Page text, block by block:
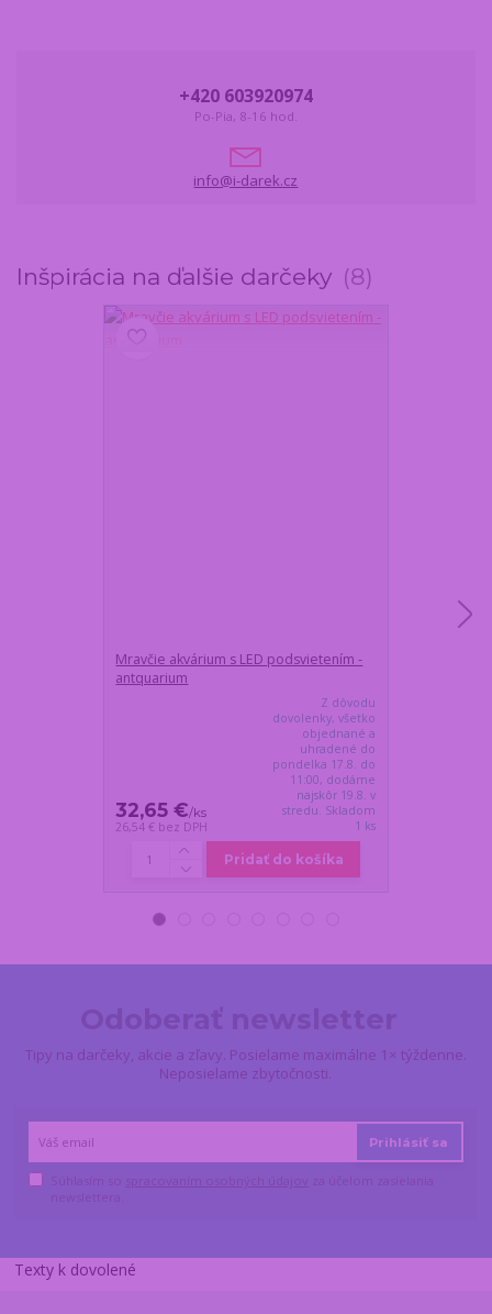
+420 603920974
Po-Pia, 8-16 hod.
info@i-darek.cz
Inšpirácia na ďalšie darčeky 8
Mravčie akvárium s LED podsvietením -
antquarium
32,65 €/ks
26,54 € bez DPH
Z dôvodu
dovolenky, všetko
objednané a
uhradené do
pondelka 17.8. do
11:00, dodáme
najskôr 19.8. v
stredu. Skladom
1 ks
Pridať do košíka
Tipy na darčeky, akcie a zľavy. Posielame maximálne 1× týždenne.
Neposielame zbytočnosti.
Prihlásiť sa
Texty k dovolené